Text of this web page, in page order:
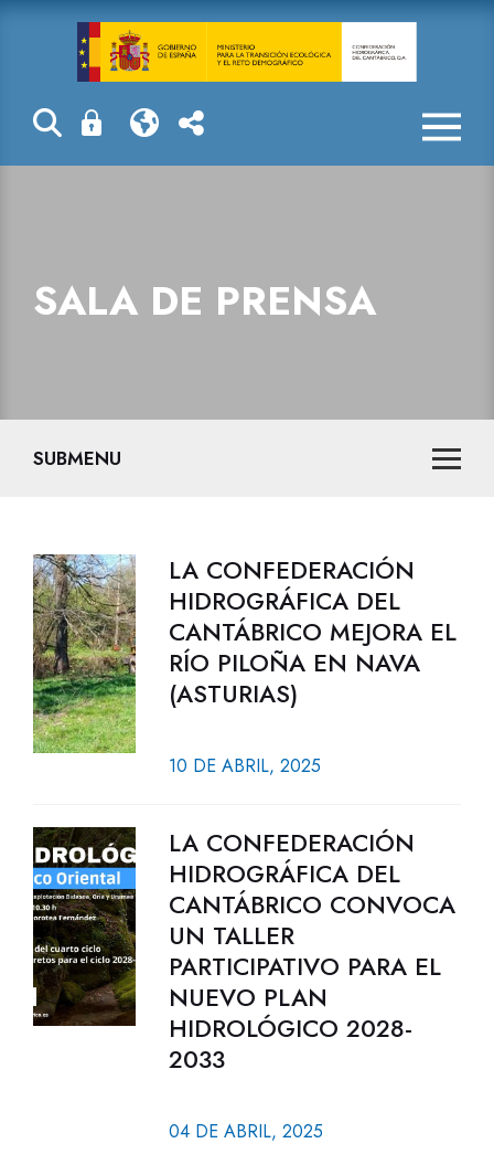
Sala de prensa
SALA DE PRENSA
SUBMENU
LA CONFEDERACIÓN
HIDROGRÁFICA DEL
CANTÁBRICO MEJORA EL
RÍO PILOÑA EN NAVA
(ASTURIAS)
10 DE ABRIL, 2025
LA CONFEDERACIÓN
HIDROGRÁFICA DEL
CANTÁBRICO CONVOCA
UN TALLER
PARTICIPATIVO PARA EL
NUEVO PLAN
HIDROLÓGICO 2028-
2033
04 DE ABRIL, 2025